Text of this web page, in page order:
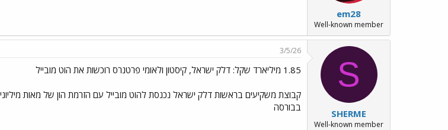
em28
Well-known member
S
SHERME
Well-known member
3/5/26
1.85 מיליארד שקל: דלק ישראל, קיסטון ולאומי פרטנרס רוכשות את הוט מובייל
קבוצת משקיעים בראשות דלק ישראל נכנסת להוט מובייל עם הזרמת הון של מאות
בבורסה